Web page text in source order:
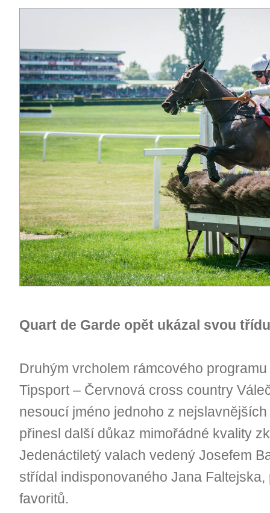
Quart de Garde opět ukázal svou třídu
Druhým vrcholem rámcového
Tipsport – Červnová cross country
nesoucí jméno jednoho z
přinesl další důkaz mimořádné kvality
Jedenáctiletý valach vedený Josefem
střídal indisponovaného Jana
favoritů.